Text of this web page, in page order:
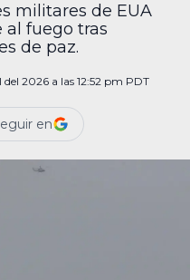
militares de EUA
al fuego tras
de paz.
del 2026 a las 12:52 pm PDT
en